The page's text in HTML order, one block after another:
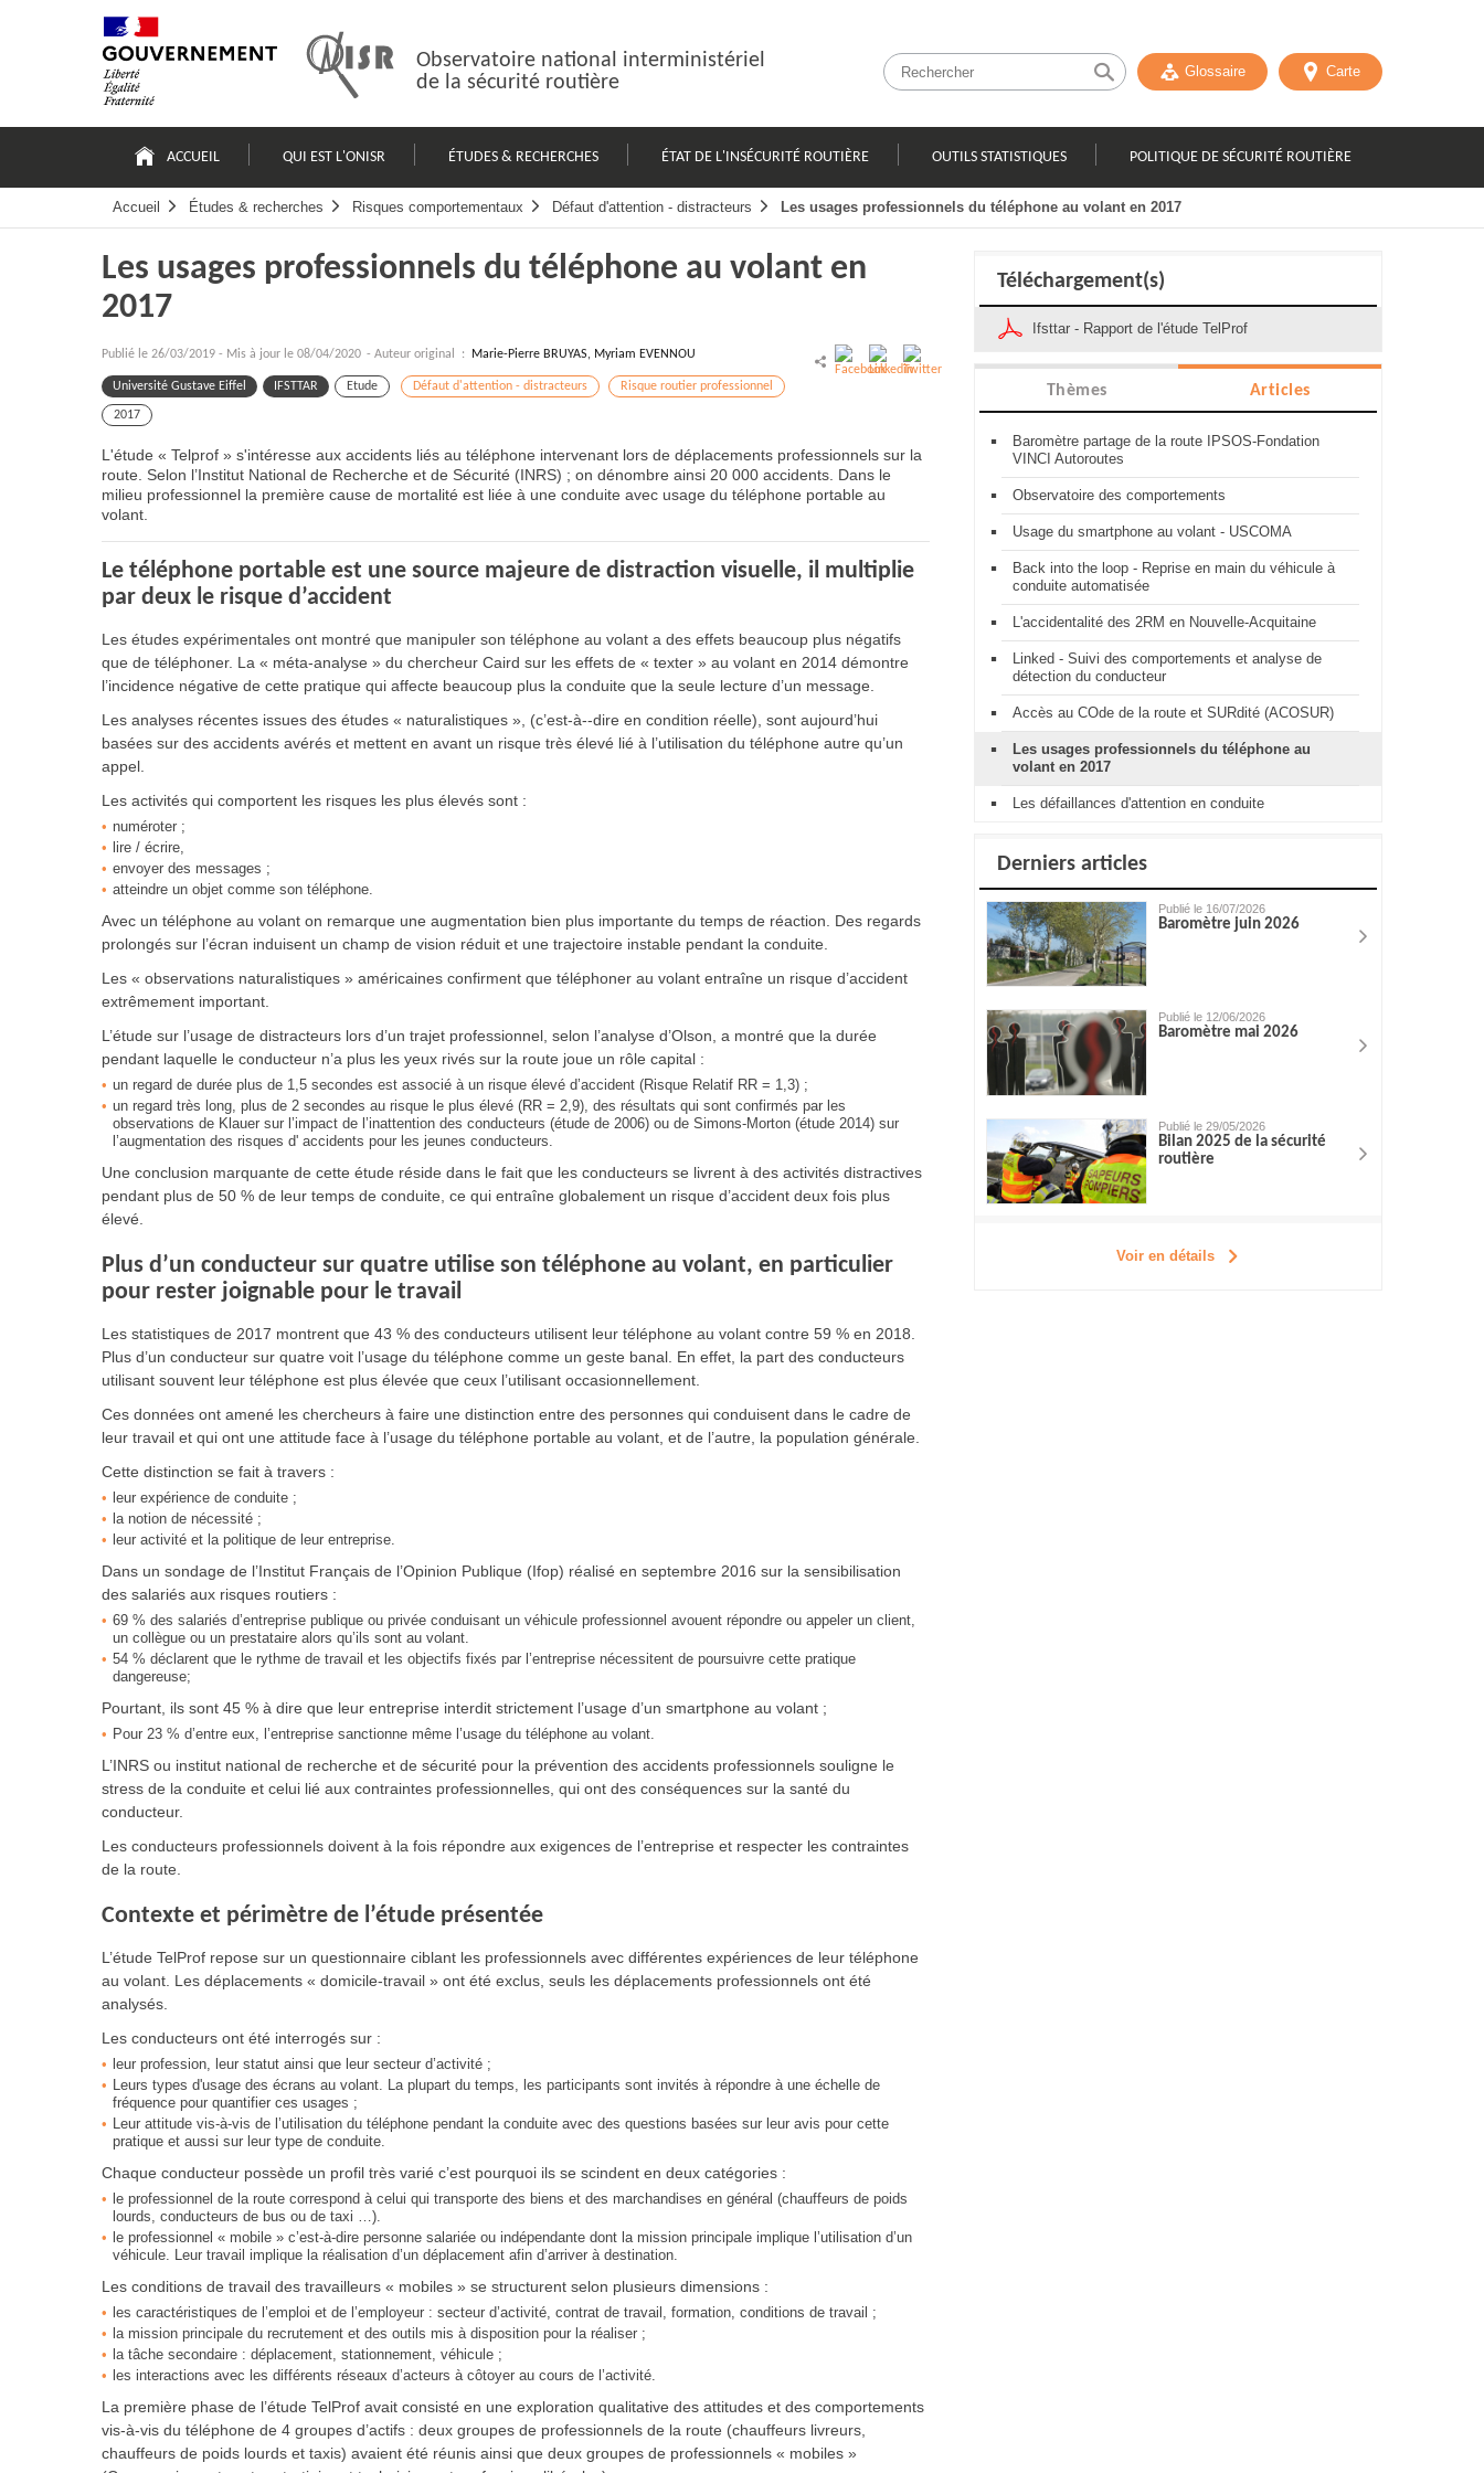
Observatoire national interministériel
de la sécurité routière
Glossaire Carte
principale
ACCUEIL QUI EST L'ONISR ÉTUDES & RECHERCHES ÉTAT DE L'INSÉCURITÉ ROUTIÈRE OUTILS STATISTIQUES POLITIQUE DE SÉCURITÉ ROUTIÈRE
Accueil Études & recherches Risques comportementaux Défaut d'attention - distracteurs Les usages professionnels du téléphone au volant en 2017
Les usages professionnels du téléphone au volant en
2017
Publié le 26/03/2019 - Mis à jour le 08/04/2020 - Auteur original : Marie-Pierre BRUYAS, Myriam EVENNOU
Université Gustave Eiffel IFSTTAR Etude Défaut d'attention - distracteurs Risque routier professionnel
2017
L'étude « Telprof » s'intéresse aux accidents liés au téléphone intervenant lors de déplacements professionnels sur la
route. Selon l’Institut National de Recherche et de Sécurité (INRS) ; on dénombre ainsi 20 000 accidents. Dans le
milieu professionnel la première cause de mortalité est liée à une conduite avec usage du téléphone portable au
volant.
Le téléphone portable est une source majeure de distraction visuelle, il multiplie
par deux le risque d’accident
Les études expérimentales ont montré que manipuler son téléphone au volant a des effets beaucoup plus négatifs
que de téléphoner. La « méta-analyse » du chercheur Caird sur les effets de « texter » au volant en 2014 démontre
l’incidence négative de cette pratique qui affecte beaucoup plus la conduite que la seule lecture d’un message.
Les analyses récentes issues des études « naturalistiques », (c’est-à--dire en condition réelle), sont aujourd’hui
basées sur des accidents avérés et mettent en avant un risque très élevé lié à l’utilisation du téléphone autre qu’un
appel.
Les activités qui comportent les risques les plus élevés sont :
numéroter ;
lire / écrire,
envoyer des messages ;
atteindre un objet comme son téléphone.
Avec un téléphone au volant on remarque une augmentation bien plus importante du temps de réaction. Des regards
prolongés sur l’écran induisent un champ de vision réduit et une trajectoire instable pendant la conduite.
Les « observations naturalistiques » américaines confirment que téléphoner au volant entraîne un risque d’accident
extrêmement important.
L’étude sur l’usage de distracteurs lors d’un trajet professionnel, selon l’analyse d’Olson, a montré que la durée
pendant laquelle le conducteur n’a plus les yeux rivés sur la route joue un rôle capital :
un regard de durée plus de 1,5 secondes est associé à un risque élevé d’accident (Risque Relatif RR = 1,3) ;
un regard très long, plus de 2 secondes au risque le plus élevé (RR = 2,9), des résultats qui sont confirmés par les
observations de Klauer sur l’impact de l’inattention des conducteurs (étude de 2006) ou de Simons-Morton (étude 2014) sur
l’augmentation des risques d' accidents pour les jeunes conducteurs.
Une conclusion marquante de cette étude réside dans le fait que les conducteurs se livrent à des activités distractives
pendant plus de 50 % de leur temps de conduite, ce qui entraîne globalement un risque d’accident deux fois plus
élevé.
Plus d’un conducteur sur quatre utilise son téléphone au volant, en particulier
pour rester joignable pour le travail
Les statistiques de 2017 montrent que 43 % des conducteurs utilisent leur téléphone au volant contre 59 % en 2018.
Plus d’un conducteur sur quatre voit l’usage du téléphone comme un geste banal. En effet, la part des conducteurs
utilisant souvent leur téléphone est plus élevée que ceux l’utilisant occasionnellement.
Ces données ont amené les chercheurs à faire une distinction entre des personnes qui conduisent dans le cadre de
leur travail et qui ont une attitude face à l’usage du téléphone portable au volant, et de l’autre, la population générale.
Cette distinction se fait à travers :
leur expérience de conduite ;
la notion de nécessité ;
leur activité et la politique de leur entreprise.
Dans un sondage de l’Institut Français de l’Opinion Publique (Ifop) réalisé en septembre 2016 sur la sensibilisation
des salariés aux risques routiers :
69 % des salariés d’entreprise publique ou privée conduisant un véhicule professionnel avouent répondre ou appeler un client,
un collègue ou un prestataire alors qu’ils sont au volant.
54 % déclarent que le rythme de travail et les objectifs fixés par l’entreprise nécessitent de poursuivre cette pratique
dangereuse;
Pourtant, ils sont 45 % à dire que leur entreprise interdit strictement l’usage d’un smartphone au volant ;
Pour 23 % d’entre eux, l’entreprise sanctionne même l’usage du téléphone au volant.
L’INRS ou institut national de recherche et de sécurité pour la prévention des accidents professionnels souligne le
stress de la conduite et celui lié aux contraintes professionnelles, qui ont des conséquences sur la santé du
conducteur.
Les conducteurs professionnels doivent à la fois répondre aux exigences de l’entreprise et respecter les contraintes
de la route.
Contexte et périmètre de l’étude présentée
L’étude TelProf repose sur un questionnaire ciblant les professionnels avec différentes expériences de leur téléphone
au volant. Les déplacements « domicile-travail » ont été exclus, seuls les déplacements professionnels ont été
analysés.
Les conducteurs ont été interrogés sur :
leur profession, leur statut ainsi que leur secteur d’activité ;
Leurs types d'usage des écrans au volant. La plupart du temps, les participants sont invités à répondre à une échelle de
fréquence pour quantifier ces usages ;
Leur attitude vis-à-vis de l’utilisation du téléphone pendant la conduite avec des questions basées sur leur avis pour cette
pratique et aussi sur leur type de conduite.
Chaque conducteur possède un profil très varié c’est pourquoi ils se scindent en deux catégories :
le professionnel de la route correspond à celui qui transporte des biens et des marchandises en général (chauffeurs de poids
lourds, conducteurs de bus ou de taxi …).
le professionnel « mobile » c’est-à-dire personne salariée ou indépendante dont la mission principale implique l’utilisation d’un
véhicule. Leur travail implique la réalisation d’un déplacement afin d’arriver à destination.
Les conditions de travail des travailleurs « mobiles » se structurent selon plusieurs dimensions :
les caractéristiques de l’emploi et de l’employeur : secteur d’activité, contrat de travail, formation, conditions de travail ;
la mission principale du recrutement et des outils mis à disposition pour la réaliser ;
la tâche secondaire : déplacement, stationnement, véhicule ;
les interactions avec les différents réseaux d’acteurs à côtoyer au cours de l’activité.
La première phase de l’étude TelProf avait consisté en une exploration qualitative des attitudes et des comportements
vis-à-vis du téléphone de 4 groupes d’actifs : deux groupes de professionnels de la route (chauffeurs livreurs,
chauffeurs de poids lourds et taxis) avaient été réunis ainsi que deux groupes de professionnels « mobiles »
Téléchargement(s)
Ifsttar - Rapport de l'étude TelProf
Thèmes Articles
Baromètre partage de la route IPSOS-Fondation
VINCI Autoroutes
Observatoire des comportements
Usage du smartphone au volant - USCOMA
Back into the loop - Reprise en main du véhicule à
conduite automatisée
L'accidentalité des 2RM en Nouvelle-Acquitaine
Linked - Suivi des comportements et analyse de
détection du conducteur
Accès au COde de la route et SURdité (ACOSUR)
Les usages professionnels du téléphone au
volant en 2017
Les défaillances d'attention en conduite
Derniers articles
Publié le 16/07/2026
Baromètre juin 2026
Publié le 12/06/2026
Baromètre mai 2026
Publié le 29/05/2026
Bilan 2025 de la sécurité
routière
Voir en détails